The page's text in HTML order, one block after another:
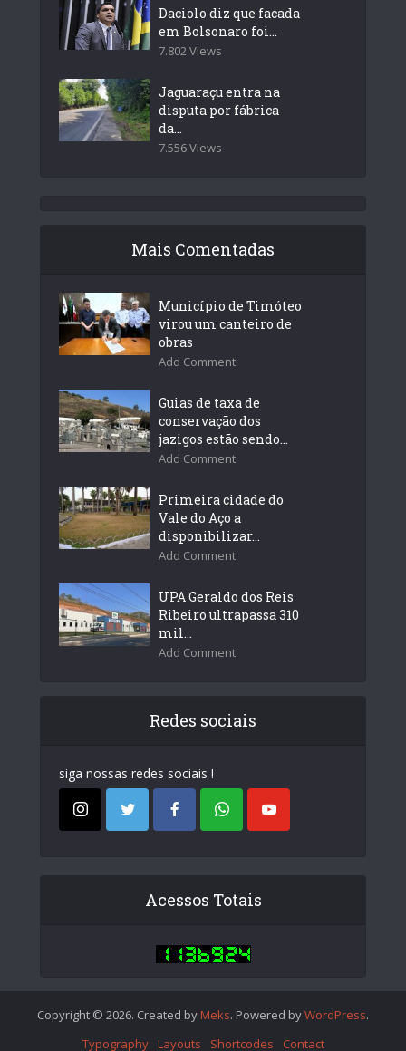
Daciolo diz que facada
em Bolsonaro foi...
7.802 Views
Jaguaraçu entra na
disputa por fábrica
da...
7.556 Views
Mais Comentadas
Município de Timóteo
virou um canteiro de
obras
Add Comment
Guias de taxa de
conservação dos
jazigos estão sendo...
Add Comment
Primeira cidade do
Vale do Aço a
disponibilizar...
Add Comment
UPA Geraldo dos Reis
Ribeiro ultrapassa 310
mil...
Add Comment
Redes sociais
siga nossas redes sociais !
Acessos Totais
Copyright © 2026. Created by Meks. Powered byWordPress.
Typography
Layouts Shortcodes Contact